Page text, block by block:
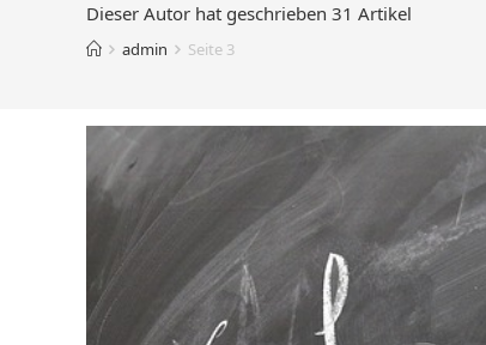
Dieser Autor hat geschrieben 31 Artikel
admin Seite 3